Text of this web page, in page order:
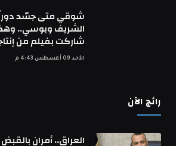
شوقي متى جسّد دوراً
الشريف وبوسي..
شاركت بفيلم من
الأحد 09 أغسطس 4:43 م
رائج الآن
العراق.. أمران